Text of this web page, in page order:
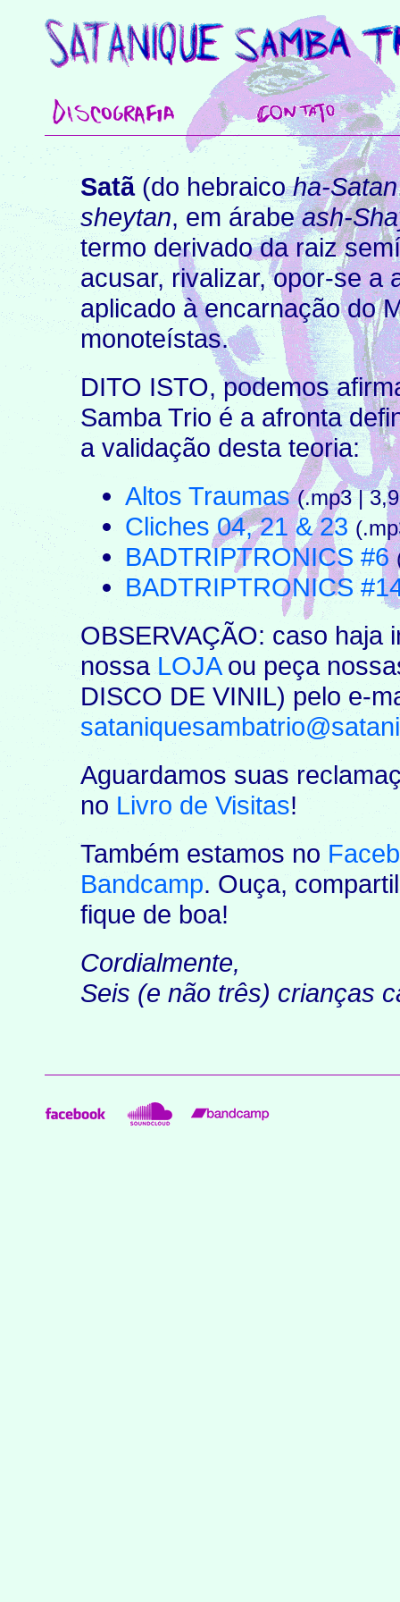
Satã(do hebraicoha-Satan
sheytan, em árabeash-
termo derivado da raiz
acusar, rivalizar, opor-se a
aplicado à encarnação do
monoteístas.
DITO ISTO, podemos
Samba Trio é a afronta
a validação desta teoria:
Altos Traumas (.mp3 |
Cliches 04, 21 & 23
BADTRIPTRONICS #6
BADTRIPTRONICS
OBSERVAÇÃO: caso haja
nossaLOJAou peça
DISCO DE VINIL) pelo e-
Aguardamos suas
no Livro de Visitas!
Também estamos no
Bandcamp. Ouça,
fique de boa!
Cordialmente,
Seis (e não três) crianças